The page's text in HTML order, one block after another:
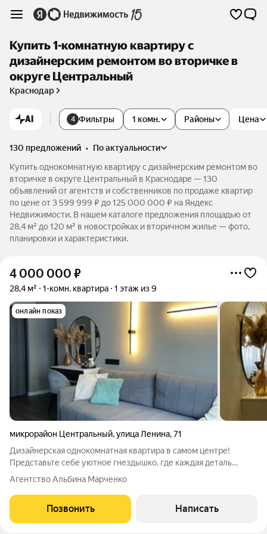
Купить 1-комнатную квартиру с
дизайнерским ремонтом во вторичке в
округе Центральный
Краснодар
AI 4 Фильтры 1 комн. Цена
Районы
130 предложений •
по актуальности
Купить однокомнатную квартиру с дизайнерским ремонтом во
вторичке в округе Центральный в Краснодаре — 130
объявлений от агентств и собственников по продаже квартир
по цене от 3 599 999 ₽ до 125 000 000 ₽ на Яндекс
Недвижимости. В нашем каталоге предложения площадью от
28,4 м² до 120 м² в новостройках и вторичном жилье — фото,
планировки и характеристики.
4 000 000 ₽
28,4 м² 1-комн. квартира 1 этаж из 9
онлайн показ
микрорайон Центральный,улица Ленина,71
Дизайнерская однокомнатная квартира в самом центре!
Представьте себе уютное гнездышко, где каждая деталь
продумана для вашего комфорта и радости. Эта
однокомнатная квартира настоящее воплощение мечты о
стильной и функциональной жизни в самом центре
Агентство Альбина Марченко
Позвонить Написать